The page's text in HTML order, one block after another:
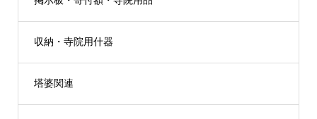
収納・寺院用什器
塔婆関連